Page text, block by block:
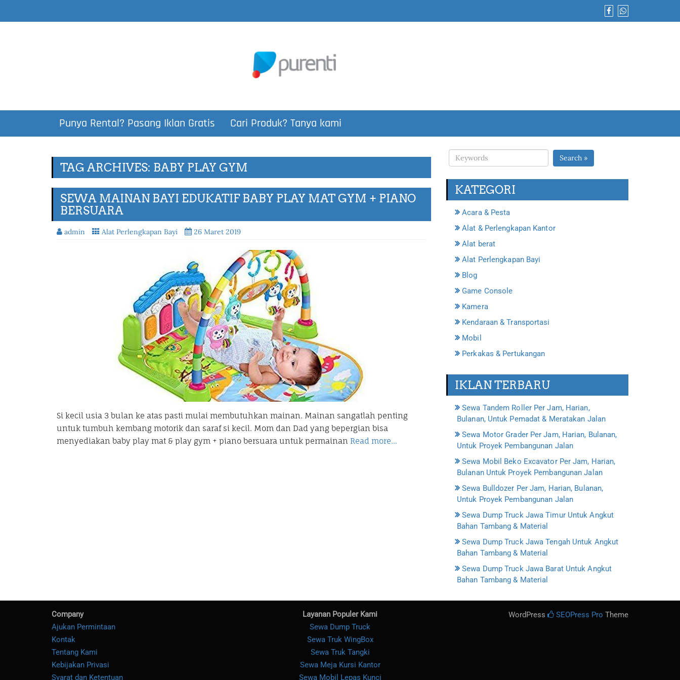
Punya Rental? Pasang Iklan Gratis Cari Produk? Tanya kami
TAG ARCHIVES: BABY PLAY GYM
SEWA MAINAN BAYI EDUKATIF BABY PLAY MAT GYM + PIANO
BERSUARA
admin Alat Perlengkapan Bayi 26 Maret 2019
Si kecil usia 3 bulan ke atas pasti mulai membutuhkan mainan. Mainan sangatlah penting
untuk tumbuh kembang motorik dan saraf si kecil. Mom dan Dad yang bepergian bisa
menyediakan baby play mat & play gym + piano bersuara untuk permainan Read more…
Search »
KATEGORI
Acara & Pesta
Alat & Perlengkapan Kantor
Alat berat
Alat Perlengkapan Bayi
Blog
Game Console
Kamera
Kendaraan & Transportasi
Mobil
Perkakas & Pertukangan
IKLAN TERBARU
Sewa Tandem Roller Per Jam, Harian,
Bulanan, Untuk Pemadat & Meratakan Jalan
Sewa Motor Grader Per Jam, Harian, Bulanan,
Untuk Proyek Pembangunan Jalan
Sewa Mobil Beko Excavator Per Jam, Harian,
Bulanan Untuk Proyek Pembangunan Jalan
Sewa Bulldozer Per Jam, Harian, Bulanan,
Untuk Proyek Pembangunan Jalan
Sewa Dump Truck Jawa Timur Untuk Angkut
Bahan Tambang & Material
Sewa Dump Truck Jawa Tengah Untuk Angkut
Bahan Tambang & Material
Sewa Dump Truck Jawa Barat Untuk Angkut
Bahan Tambang & Material
Company
Ajukan Permintaan
Kontak
Tentang Kami
Kebijakan Privasi
Syarat dan Ketentuan
Layanan Populer Kami
Sewa Dump Truck
Sewa Truk WingBox
Sewa Truk Tangki
Sewa Meja Kursi Kantor
Sewa Mobil Lepas Kunci
WordPress SEOPress Pro Theme